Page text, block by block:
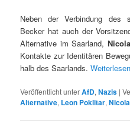
Neben der Verbindung des
Beck­er hat auch der
Alter­na­tive im Saar­land,
Kon­tak­te zur Iden­titären
halb des Saar­lands.Weit­er­lesen
Veröffentlicht unterAfD,Nazis |
Alternative, Leon Poklitar,